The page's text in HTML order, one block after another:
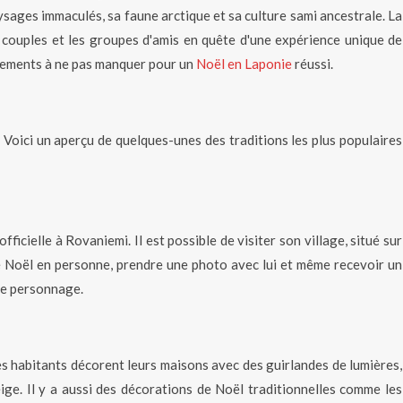
immaculés, sa faune arctique et sa culture sami ancestrale. La
et les groupes d'amis en quête d'une expérience unique de
à ne pas manquer pour un Noël en Laponieréussi.
un aperçu de quelques-unes des traditions les plus populaires
à Rovaniemi. Il est possible de visiter son village, situé sur
en personne, prendre une photo avec lui et même recevoir un
personnage.
habitants décorent leurs maisons avec des guirlandes de lumières,
Il y a aussi des décorations de Noël traditionnelles comme les